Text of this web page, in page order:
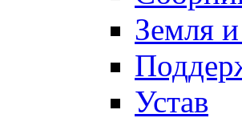
Земля
Устав